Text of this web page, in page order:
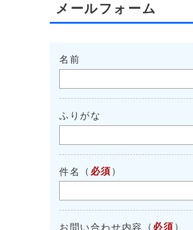
メールフォーム
名前
ふりがな
件名 （ 必須 ）
お問い合わせ内容 （ 必須 ）